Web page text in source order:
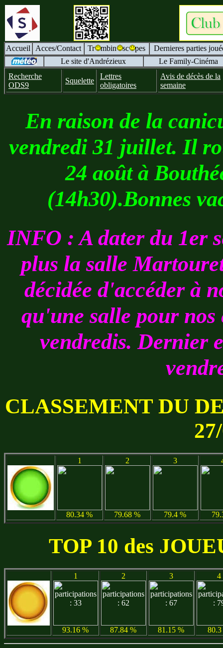
Accueil Acces/Contact Tr mbin sc pes
Dernieres parties
Le site d'Andrézieux
Le Family-Cinéma
Recherche
ODS9
Squelette
Lettres
obligatoires
Avis de décès de la
semaine
En raison de la
vendredi 31 juillet. Il
24 août à
(14h30).Bonnes
INFO : A dater du 1er
plus la salle
décidée d'accéder à
qu'une salle pour nos
vendredis. Dernier
CLASSEMENT DU
1
80.34 %
2
79.68 %
3
79.4 %
TOP 10 des
1
93.16 %
2
87.84 %
3
81.15 %
4